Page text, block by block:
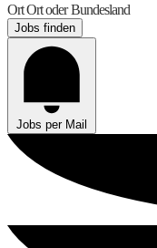
OrtOrt oder Bundesland
Jobs finden
Jobs per Mail